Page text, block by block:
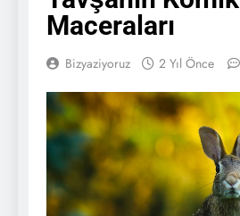
Maceraları
Bizyaziyoruz 2 Yıl Önce